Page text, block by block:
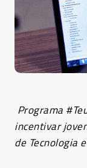
Programa
incentivar
de Tecnologia